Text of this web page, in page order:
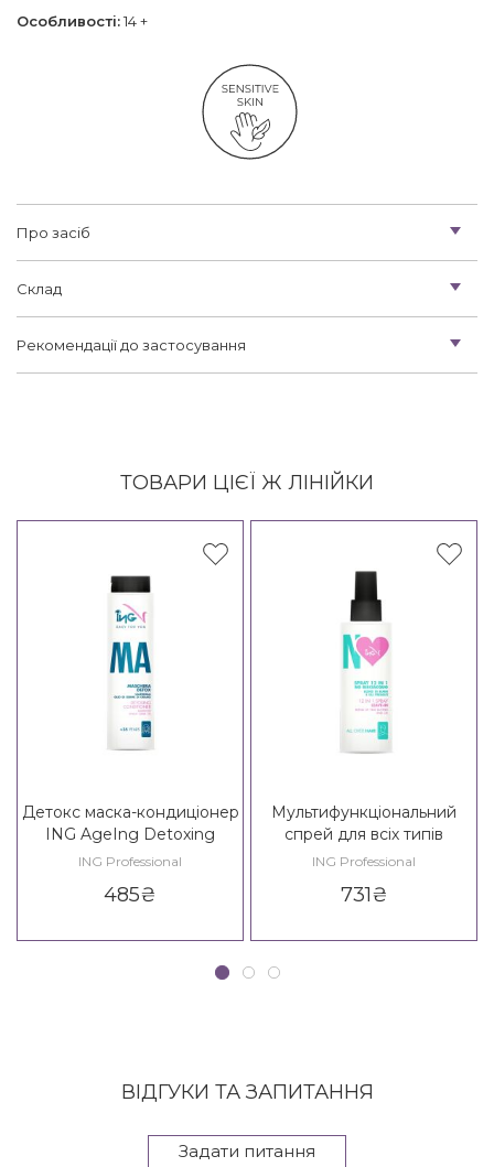
Особливості:14 +
Про засіб
Склад
Рекомендації до застосування
ТОВАРИ ЦІЄЇ Ж ЛІНІЙКИ
Детокс маска-кондиціонер
ING AgeIng Detoxing
Conditioner 35+
ING Professional
485₴
Мультифункціональний
спрей для всіх типів
волосся ING AgeIng
Over Hair
ING Professional
731₴
ВІДГУКИ ТА ЗАПИТАННЯ
Задати питання